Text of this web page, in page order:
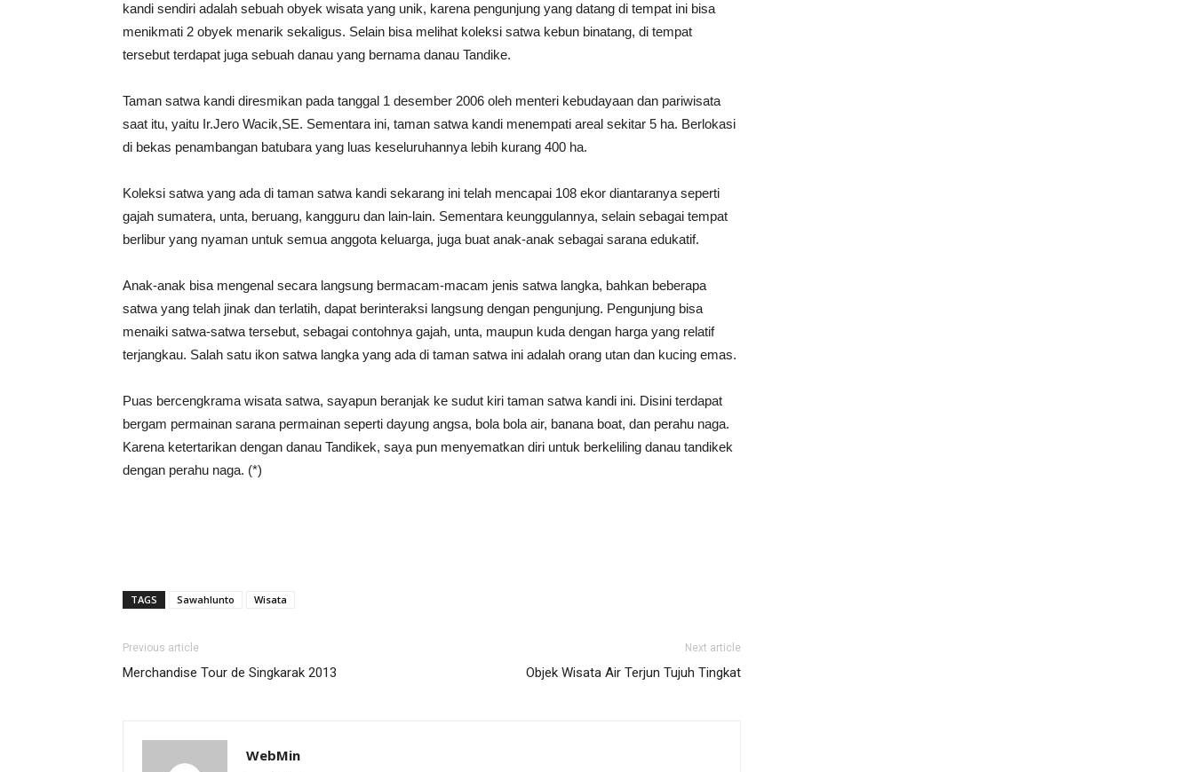
kandi sendiri adalah sebuah obyek wisata yang unik, karena pengunjung yang datang di tempat ini bisa
menikmati 2 obyek menarik sekaligus. Selain bisa melihat koleksi satwa kebun binatang, di tempat
tersebut terdapat juga sebuah danau yang bernama danau Tandike.
Taman satwa kandi diresmikan pada tanggal 1 desember 2006 oleh menteri kebudayaan dan pariwisata
saat itu, yaitu Ir.Jero Wacik,SE. Sementara ini, taman satwa kandi menempati areal sekitar 5 ha. Berlokasi
di bekas penambangan batubara yang luas keseluruhannya lebih kurang 400 ha.
Koleksi satwa yang ada di taman satwa kandi sekarang ini telah mencapai 108 ekor diantaranya seperti
gajah sumatera, unta, beruang, kangguru dan lain-lain. Sementara keunggulannya, selain sebagai tempat
berlibur yang nyaman untuk semua anggota keluarga, juga buat anak-anak sebagai sarana edukatif.
Anak-anak bisa mengenal secara langsung bermacam-macam jenis satwa langka, bahkan beberapa
satwa yang telah jinak dan terlatih, dapat berinteraksi langsung dengan pengunjung. Pengunjung bisa
menaiki satwa-satwa tersebut, sebagai contohnya gajah, unta, maupun kuda dengan harga yang relatif
terjangkau. Salah satu ikon satwa langka yang ada di taman satwa ini adalah orang utan dan kucing emas.
Puas bercengkrama wisata satwa, sayapun beranjak ke sudut kiri taman satwa kandi ini. Disini terdapat
bergam permainan sarana permainan seperti dayung angsa, bola bola air, banana boat, dan perahu naga.
Karena ketertarikan dengan danau Tandikek, saya pun menyematkan diri untuk berkeliling danau tandikek
dengan perahu naga. (*)
TAGS Sawahlunto Wisata
Previous article
Merchandise Tour de Singkarak 2013
Next article
Objek Wisata Air Terjun Tujuh Tingkat
WebMin